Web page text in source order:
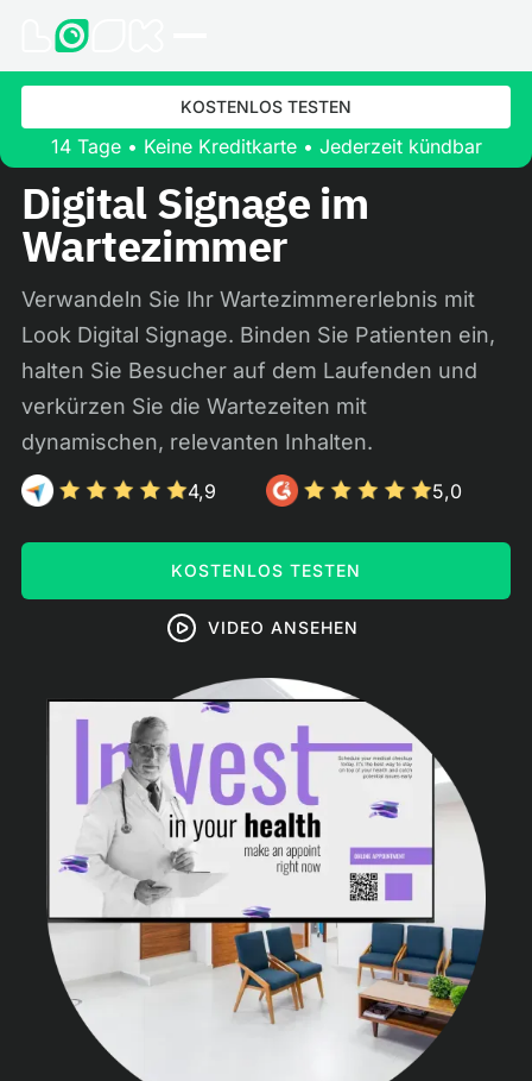
KOSTENLOS TESTEN
14 Tage • Keine Kreditkarte • Jederzeit kündbar
Digital Signage im
Wartezimmer
Verwandeln Sie Ihr Wartezimmererlebnis mit
Look Digital Signage. Binden Sie Patienten ein,
halten Sie Besucher auf dem Laufenden und
verkürzen Sie die Wartezeiten mit
dynamischen, relevanten Inhalten.
4,9 5,0
KOSTENLOS TESTEN
VIDEO ANSEHEN